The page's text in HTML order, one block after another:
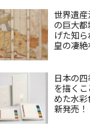
世界遺
の巨大
げた知
皇の凄
日本の
を描く
めた水
新発売！